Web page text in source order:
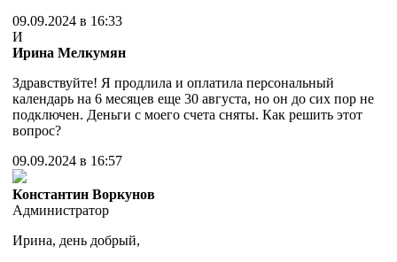
09.09.2024 в 16:33
И
Ирина Мелкумян
Здравствуйте! Я продлила и оплатила персональный
календарь на 6 месяцев еще 30 августа, но он до сих пор не
подключен. Деньги с моего счета сняты. Как решить этот
вопрос?
09.09.2024 в 16:57
Константин Воркунов
Администратор
Ирина, день добрый,